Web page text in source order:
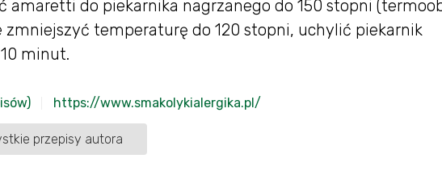
amaretti do piekarnika nagrzanego do 150 stopni
zmniejszyć temperaturę do 120 stopni, uchylić piekarnik
minut.
https://www.smakolykialergika.pl/
przepisy autora